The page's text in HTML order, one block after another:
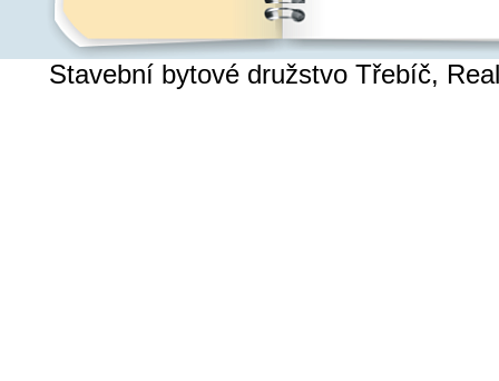
Stavební bytové družstvo Třebíč,